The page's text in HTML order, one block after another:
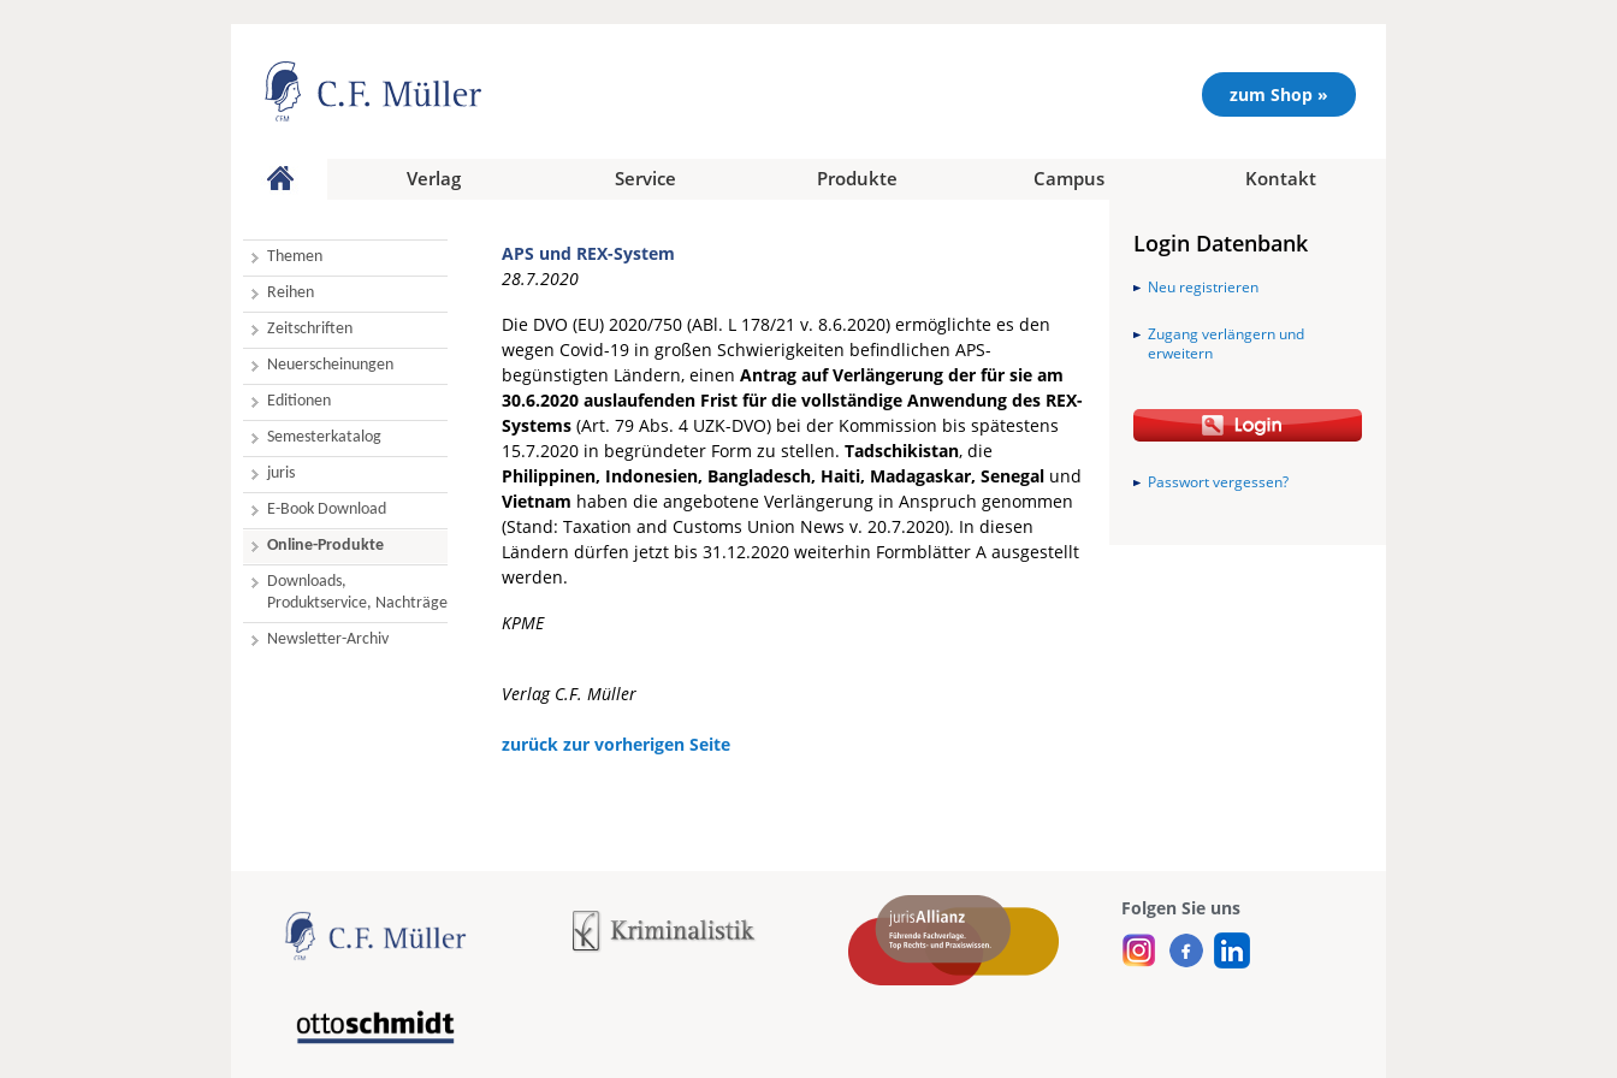
zum Shop »
Verlag Service Produkte Campus Kontakt
Themen
Reihen
Zeitschriften
Neuerscheinungen
Editionen
Semesterkatalog
juris
E-Book Download
Online-Produkte
Downloads,
Produktservice, Nachträge
Newsletter-Archiv
APS und REX-System
28.7.2020
Die DVO (EU) 2020/750 (ABl. L 178/21 v. 8.6.2020) ermöglichte es den
wegen Covid-19 in großen Schwierigkeiten befindlichen APS-
begünstigten Ländern, einen Antrag auf Verlängerung der für sie am
30.6.2020 auslaufenden Frist für die vollständige Anwendung des REX-
Systems (Art. 79 Abs. 4 UZK-DVO) bei der Kommission bis spätestens
15.7.2020 in begründeter Form zu stellen. Tadschikistan, die
Philippinen, Indonesien, Bangladesch, Haiti, Madagaskar, Senegal und
Vietnam haben die angebotene Verlängerung in Anspruch genommen
(Stand: Taxation and Customs Union News v. 20.7.2020). In diesen
Ländern dürfen jetzt bis 31.12.2020 weiterhin Formblätter A ausgestellt
werden.
KPME
Verlag C.F. Müller
zurück zur vorherigen Seite
Login Datenbank
Neu registrieren
Zugang verlängern und
erweitern
Passwort vergessen?
Folgen Sie uns